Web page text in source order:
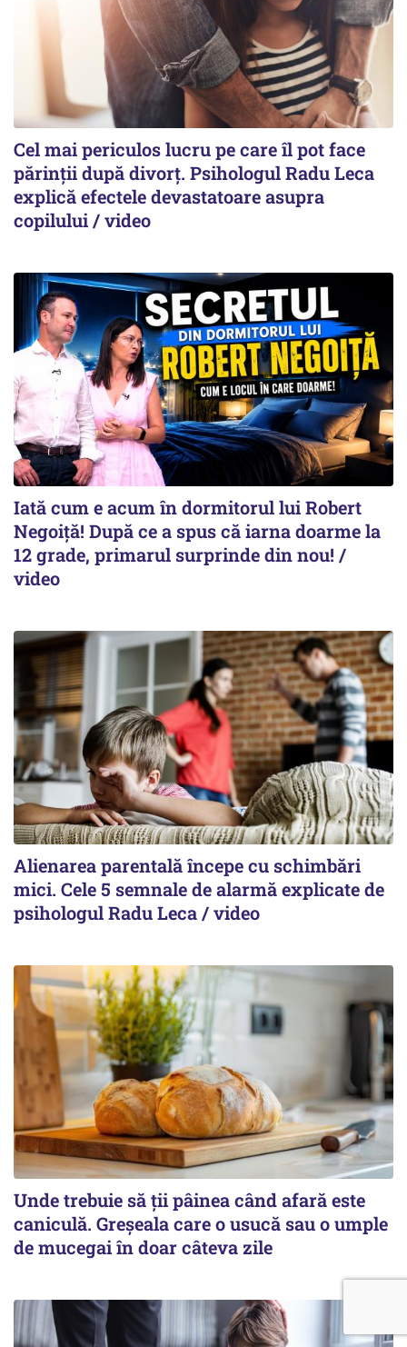
Cel mai periculos lucru pe care îl pot face
părinții după divorț. Psihologul Radu Leca
explică efectele devastatoare asupra
copilului / video
Iată cum e acum în dormitorul lui Robert
Negoiță! După ce a spus că iarna doarme la
12 grade, primarul surprinde din nou! /
video
Alienarea parentală începe cu schimbări
mici. Cele 5 semnale de alarmă explicate de
psihologul Radu Leca / video
Unde trebuie să ții pâinea când afară este
caniculă. Greșeala care o usucă sau o umple
de mucegai în doar câteva zile